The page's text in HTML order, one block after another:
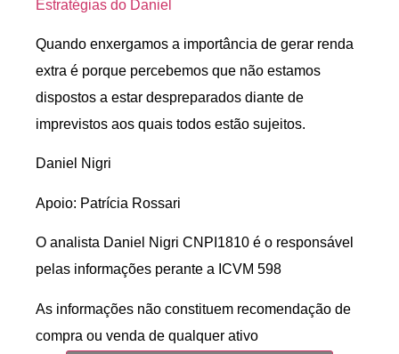
Estratégias do Daniel
Quando enxergamos a importância de gerar renda
extra é porque percebemos que não estamos
dispostos a estar despreparados diante de
imprevistos aos quais todos estão sujeitos.
Daniel Nigri
Apoio: Patrícia Rossari
O analista Daniel Nigri CNPI1810 é o responsável
pelas informações perante a ICVM 598
As informações não constituem recomendação de
compra ou venda de qualquer ativo